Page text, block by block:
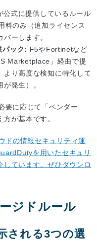
公式に提供しているルール
料のみ（追加ライセンス
ーします。
パック: F5やFortinetなど
Marketplace」経由で提
より高度な検知に特化して
発生）。
要に応じて「ベンダー
が基本です。
ドの情報セキュリティ運
を用いたセキュリ
しています。ぜひダウンロ
ジドルール
される3つの選